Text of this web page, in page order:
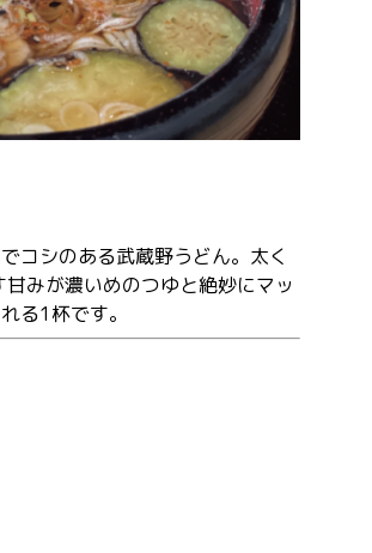
コシのある武蔵野うどん。太く
みが濃いめのつゆと絶妙にマッ
る1杯です。